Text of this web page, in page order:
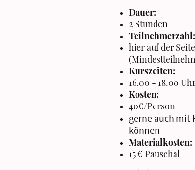
Dauer:
2 Stunden
Teilnehmerzahl:
hier auf der
Kurszeiten:
16.00 - 18.00
Kosten:
40€/Person
gerne auch mit
können
Materialkosten:
15 € Pauschal